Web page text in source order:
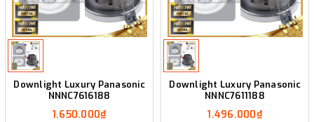
Downlight Luxury Panasonic
NNNC7616188
1.650.000₫
Downlight Luxury Panasonic
NNNC7611188
1.496.000₫